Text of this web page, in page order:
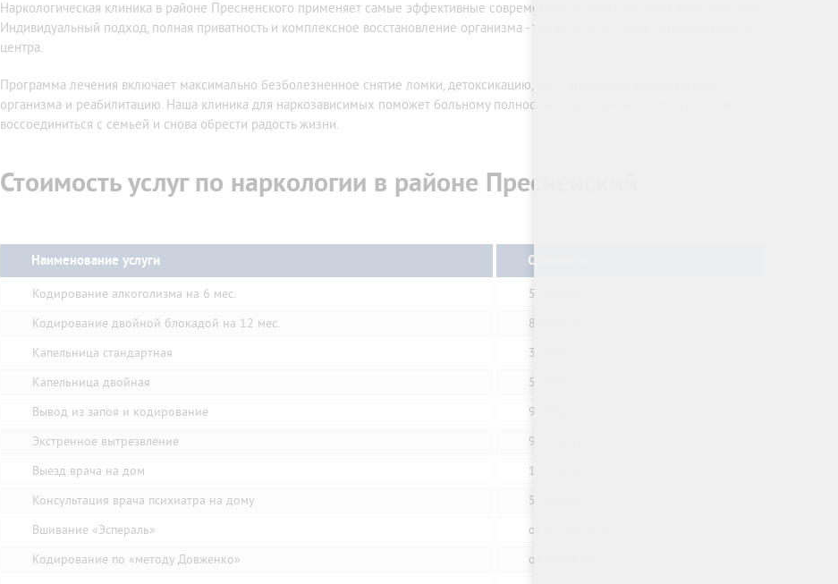
Наркологическая клиника в районе Пресненского применяет самые эффективные современные техники лечения зависимостей.
Индивидуальный подход, полная приватность и комплексное восстановление организма - три кита на которых основана работа
центра.
Программа лечения включает максимально безболезненное снятие ломки, детоксикацию, восстановление всех функций
организма и реабилитацию. Наша клиника для наркозависимых поможет больному полностью освободиться от пагубной тяги,
воссоединиться с семьей и снова обрести радость жизни.
Стоимость услуг по наркологии в районе Пресненский
Наименование услуги Стоимость
Кодирование алкоголизма на 6 мес. 5 000 руб.
Кодирование двойной блокадой на 12 мес. 8 000 руб.
Капельница стандартная 3 000 руб.
Капельница двойная 5 000 руб.
Вывод из запоя и кодирование 9 000 руб.
Экстренное вытрезвление 9 000 руб.
Выезд врача на дом 1 500 руб.
Консультация врача психиатра на дому 5 000 руб.
Вшивание «Эспераль» от 12 000 руб.
Кодирование по «методу Довженко» от 7 000 руб.